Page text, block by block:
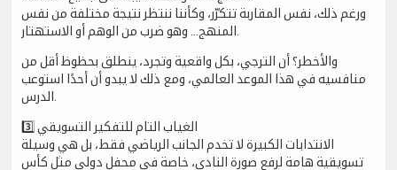
ورغم ذلك، نفس المقاربة تتكرّر، وكأننا ننتظر نتيجة مختلفة من نفس
والأخطر؟ أن الترجي، بكل واقعية وتجرد، ينطلق بحظوظ أقل من
منافسيه في هذا الموعد العالمي، ومع ذلك لا يبدو أن أحدًا استوعب
3️⃣ الغياب التام للتفكير التسويقي
الانتدابات الكبيرة لا تخدم الجانب الرياضي فقط، بل هي وسيلة
تسويقية هامة لرفع صورة النادي، خاصة في محفل دولي مثل كأس